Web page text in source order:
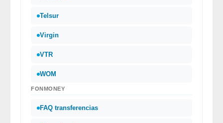
Telsur
Virgin
VTR
WOM
FONMONEY
FAQ transferencias